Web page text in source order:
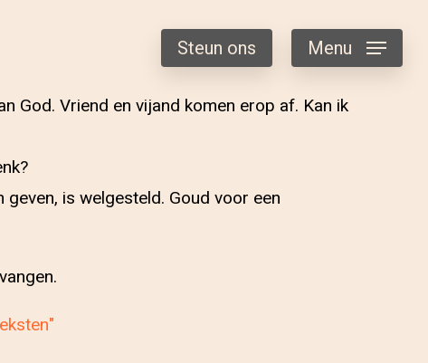
Steun ons Menu
God. Vriend en vijand komen erop af. Kan ik
is welgesteld. Goud voor een